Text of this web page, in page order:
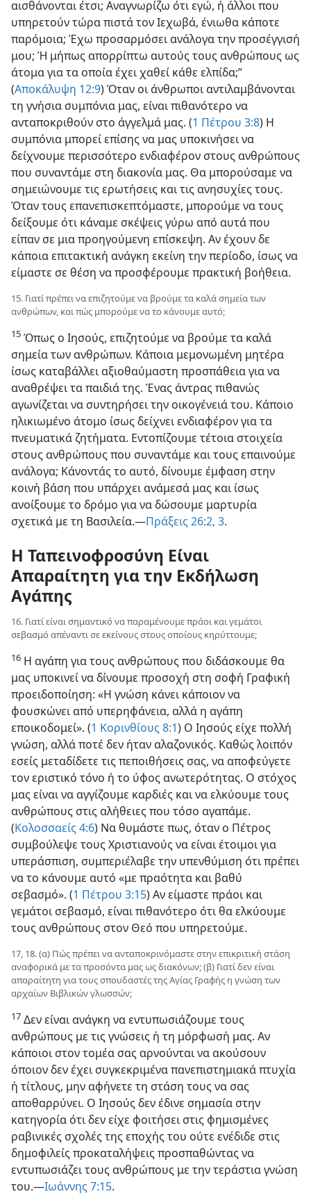
αισθάνονται έτσι; Αναγνωρίζω ότι εγώ, ή άλλοι που
υπηρετούν τώρα πιστά τον Ιεχωβά, ένιωθα κάποτε
παρόμοια; Έχω προσαρμόσει ανάλογα την προσέγγισή
μου; Ή μήπως απορρίπτω αυτούς τους ανθρώπους ως
άτομα για τα οποία έχει χαθεί κάθε ελπίδα;”
(Αποκάλυψη 12:9) Όταν οι άνθρωποι αντιλαμβάνονται
τη γνήσια συμπόνια μας, είναι πιθανότερο να
ανταποκριθούν στο άγγελμά μας. (1 Πέτρου 3:8) Η
συμπόνια μπορεί επίσης να μας υποκινήσει να
δείχνουμε περισσότερο ενδιαφέρον στους ανθρώπους
που συναντάμε στη διακονία μας. Θα μπορούσαμε να
σημειώνουμε τις ερωτήσεις και τις ανησυχίες τους.
Όταν τους επανεπισκεπτόμαστε, μπορούμε να τους
δείξουμε ότι κάναμε σκέψεις γύρω από αυτά που
είπαν σε μια προηγούμενη επίσκεψη. Αν έχουν δε
κάποια επιτακτική ανάγκη εκείνη την περίοδο, ίσως να
είμαστε σε θέση να προσφέρουμε πρακτική βοήθεια.
15. Γιατί πρέπει να επιζητούμε να βρούμε τα καλά σημεία των
ανθρώπων, και πώς μπορούμε να το κάνουμε αυτό;
15 Όπως ο Ιησούς, επιζητούμε να βρούμε τα καλά
σημεία των ανθρώπων. Κάποια μεμονωμένη μητέρα
ίσως καταβάλλει αξιοθαύμαστη προσπάθεια για να
αναθρέψει τα παιδιά της. Ένας άντρας πιθανώς
αγωνίζεται να συντηρήσει την οικογένειά του. Κάποιο
ηλικιωμένο άτομο ίσως δείχνει ενδιαφέρον για τα
πνευματικά ζητήματα. Εντοπίζουμε τέτοια στοιχεία
στους ανθρώπους που συναντάμε και τους επαινούμε
ανάλογα; Κάνοντάς το αυτό, δίνουμε έμφαση στην
κοινή βάση που υπάρχει ανάμεσά μας και ίσως
ανοίξουμε το δρόμο για να δώσουμε μαρτυρία
σχετικά με τη Βασιλεία.​—Πράξεις 26:2, 3.
Η Ταπεινοφροσύνη Είναι
Απαραίτητη για την Εκδήλωση
Αγάπης
16. Γιατί είναι σημαντικό να παραμένουμε πράοι και γεμάτοι
σεβασμό απέναντι σε εκείνους στους οποίους κηρύττουμε;
16 Η αγάπη για τους ανθρώπους που διδάσκουμε θα
μας υποκινεί να δίνουμε προσοχή στη σοφή Γραφική
προειδοποίηση: «Η γνώση κάνει κάποιον να
φουσκώνει από υπερηφάνεια, αλλά η αγάπη
εποικοδομεί». (1 Κορινθίους 8:1) Ο Ιησούς είχε πολλή
γνώση, αλλά ποτέ δεν ήταν αλαζονικός. Καθώς λοιπόν
εσείς μεταδίδετε τις πεποιθήσεις σας, να αποφεύγετε
τον εριστικό τόνο ή το ύφος ανωτερότητας. Ο στόχος
μας είναι να αγγίζουμε καρδιές και να ελκύουμε τους
ανθρώπους στις αλήθειες που τόσο αγαπάμε.
(Κολοσσαείς 4:6) Να θυμάστε πως, όταν ο Πέτρος
συμβούλεψε τους Χριστιανούς να είναι έτοιμοι για
υπεράσπιση, συμπεριέλαβε την υπενθύμιση ότι πρέπει
να το κάνουμε αυτό «με πραότητα και βαθύ
σεβασμό». (1 Πέτρου 3:15) Αν είμαστε πράοι και
γεμάτοι σεβασμό, είναι πιθανότερο ότι θα ελκύουμε
τους ανθρώπους στον Θεό που υπηρετούμε.
17, 18. (α) Πώς πρέπει να ανταποκρινόμαστε στην επικριτική στάση
αναφορικά με τα προσόντα μας ως διακόνων; (β) Γιατί δεν είναι
απαραίτητη για τους σπουδαστές της Αγίας Γραφής η γνώση των
αρχαίων Βιβλικών γλωσσών;
17 Δεν είναι ανάγκη να εντυπωσιάζουμε τους
ανθρώπους με τις γνώσεις ή τη μόρφωσή μας. Αν
κάποιοι στον τομέα σας αρνούνται να ακούσουν
όποιον δεν έχει συγκεκριμένα πανεπιστημιακά πτυχία
ή τίτλους, μην αφήνετε τη στάση τους να σας
αποθαρρύνει. Ο Ιησούς δεν έδινε σημασία στην
κατηγορία ότι δεν είχε φοιτήσει στις φημισμένες
ραβινικές σχολές της εποχής του ούτε ενέδιδε στις
δημοφιλείς προκαταλήψεις προσπαθώντας να
εντυπωσιάζει τους ανθρώπους με την τεράστια γνώση
του.​—Ιωάννης 7:15.